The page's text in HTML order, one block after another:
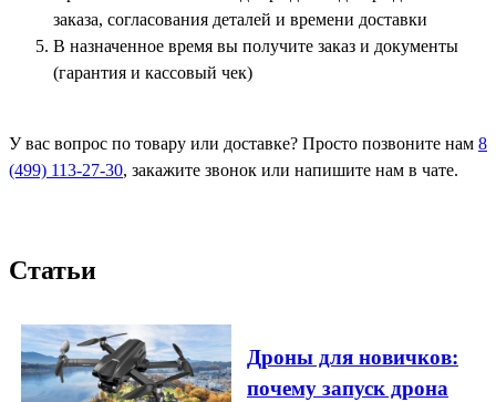
заказа, согласования деталей и времени доставки
В назначенное время вы получите заказ и документы
(гарантия и кассовый чек)
У вас вопрос по товару или доставке? Просто позвоните нам 8
(499) 113-27-30, закажите звонок или напишите нам в чате.
Статьи
Дроны для новичков:
почему запуск дрона